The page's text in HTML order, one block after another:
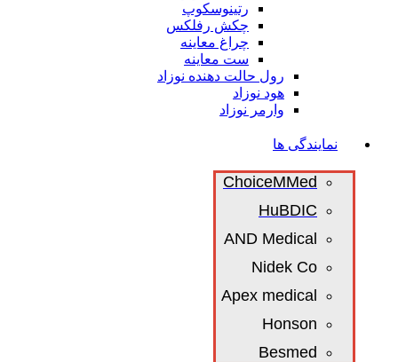
رتینوسکوپ
چکش رفلکس
چراغ معاینه
ست معاینه
رول حالت دهنده نوزاد
هود نوزاد
وارمر نوزاد
نمایندگی ها
ChoiceMMed
HuBDIC
AND Medical
Nidek Co
Apex medical
Honson
Besmed